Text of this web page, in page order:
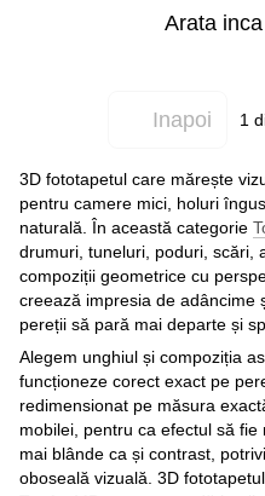
Arata
Inapoi 1
3D fototapetul care mărește
pentru camere mici, holuri
naturală. În această categorie
drumuri, tuneluri, poduri, scări,
compoziții geometrice cu
creează impresia de adâncime
pereții să pară mai departe și
Alegem unghiul și compoziția
funcționeze corect exact pe
redimensionat pe măsura
mobilei, pentru ca efectul să
mai blânde ca și contrast,
oboseală vizuală. 3D